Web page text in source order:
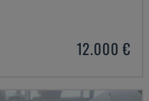
12.000 €